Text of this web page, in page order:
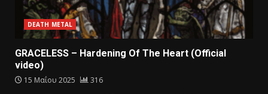
DEATH METAL
GRACELESS – Hardening Of The Heart (Official
video)
15 Μαΐου 2025 316